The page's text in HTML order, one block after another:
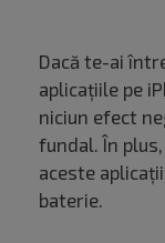
Dacă te-ai
aplicațiile pe
niciun efect
fundal. În
aceste
baterie.